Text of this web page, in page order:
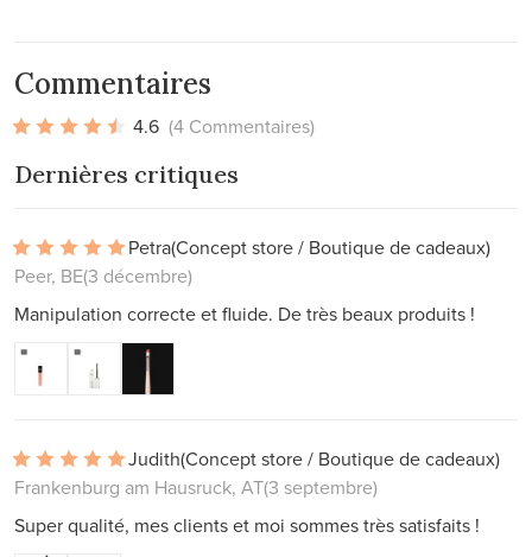
Commentaires
4.6 (4 Commentaires)
Dernières critiques
Petra(Concept store / Boutique de cadeaux)
Peer, BE(3 décembre)
Manipulation correcte et fluide. De très beaux produits !
Judith(Concept store / Boutique de cadeaux)
Frankenburg am Hausruck, AT(3 septembre)
Super qualité, mes clients et moi sommes très satisfaits !